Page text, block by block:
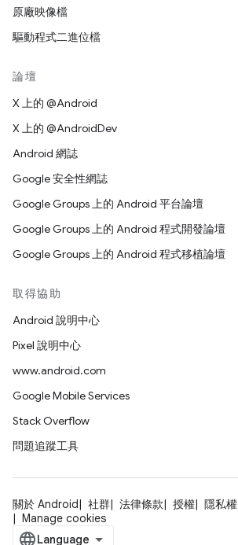
原廠映像檔
驅動程式二進位檔
論壇
X 上的 @Android
X 上的 @AndroidDev
Android 網誌
Google 安全性網誌
Google Groups 上的 Android 平台論壇
Google Groups 上的 Android 程式開發論壇
Google Groups 上的 Android 程式移植論壇
取得協助
Android 說明中心
Pixel 說明中心
www.android.com
Google Mobile Services
Stack Overflow
問題追蹤工具
關於 Android 社群 法律條款 授權 隱私權
Manage cookies